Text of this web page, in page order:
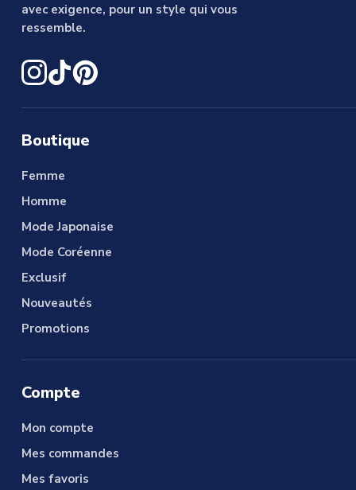
avec exigence, pour un style qui vous
ressemble.
Boutique
Femme
Homme
Mode Japonaise
Mode Coréenne
Exclusif
Nouveautés
Promotions
Compte
Mon compte
Mes commandes
Mes favoris